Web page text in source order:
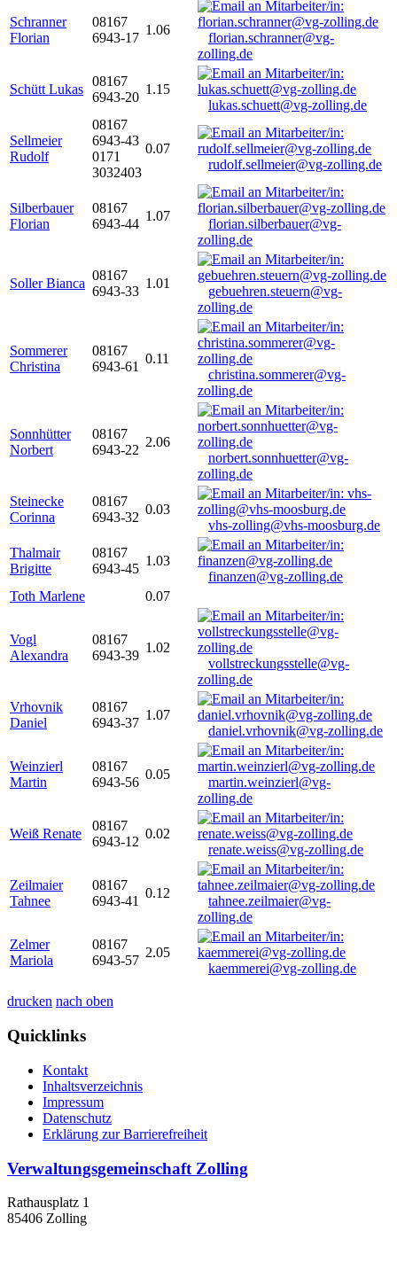
Schranner
Florian
08167
6943-17
1.06
florian.schranner@vg-
zolling.de
Schütt Lukas
08167
6943-20
1.15
lukas.schuett@vg-zolling.de
Sellmeier
Rudolf
08167
6943-43
0171
3032403
0.07
rudolf.sellmeier@vg-zolling.de
Silberbauer
Florian
08167
6943-44
1.07
florian.silberbauer@vg-
zolling.de
Soller Bianca
08167
6943-33
1.01
gebuehren.steuern@vg-
zolling.de
Sommerer
Christina
08167
6943-61
0.11
christina.sommerer@vg-
zolling.de
Sonnhütter
Norbert
08167
6943-22
2.06
norbert.sonnhuetter@vg-
zolling.de
Steinecke
Corinna
08167
6943-32
0.03
vhs-zolling@vhs-moosburg.de
Thalmair
Brigitte
08167
6943-45
1.03
finanzen@vg-zolling.de
Toth Marlene
0.07
Vogl
Alexandra
08167
6943-39
1.02
vollstreckungsstelle@vg-
zolling.de
Vrhovnik
Daniel
08167
6943-37
1.07
daniel.vrhovnik@vg-zolling.de
Weinzierl
Martin
08167
6943-56
0.05
martin.weinzierl@vg-
zolling.de
Weiß Renate
08167
6943-12
0.02
renate.weiss@vg-zolling.de
Zeilmaier
Tahnee
08167
6943-41
0.12
tahnee.zeilmaier@vg-
zolling.de
Zelmer
Mariola
08167
6943-57
2.05
kaemmerei@vg-zolling.de
drucken nach oben
Quicklinks
Kontakt
Inhaltsverzeichnis
Impressum
Datenschutz
Erklärung zur Barrierefreiheit
Verwaltungsgemeinschaft Zolling
Rathausplatz 1
85406 Zolling